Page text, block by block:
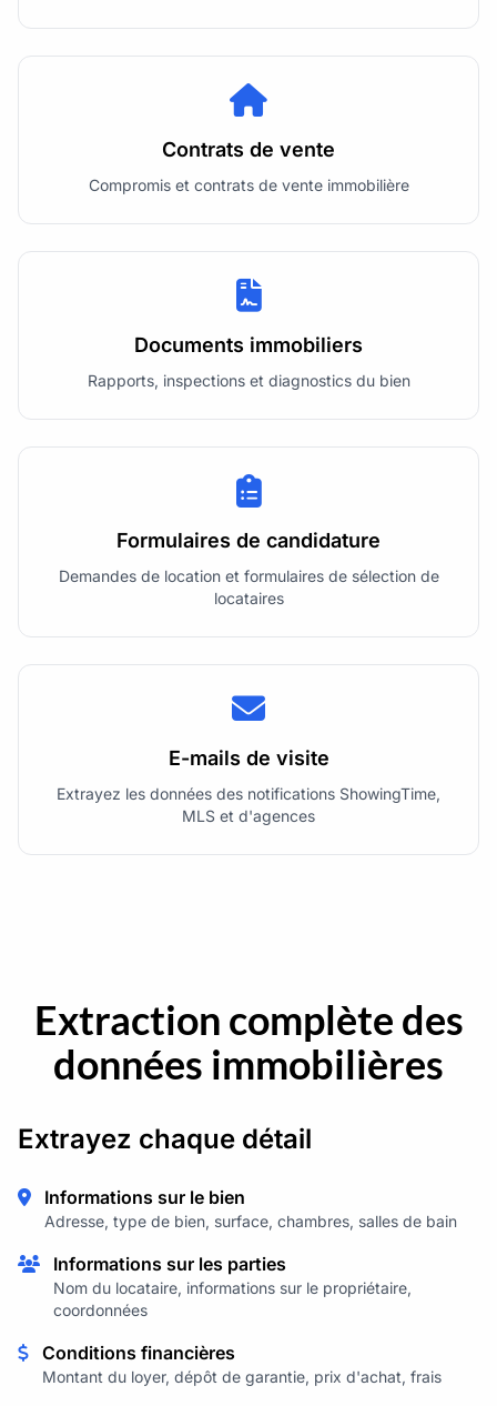
Contrats de vente
Compromis et contrats de vente immobilière
Documents immobiliers
Rapports, inspections et diagnostics du bien
Formulaires de candidature
Demandes de location et formulaires de sélection de
locataires
E-mails de visite
Extrayez les données des notifications ShowingTime,
MLS et d'agences
Extraction complète des
données immobilières
Extrayez chaque détail
Informations sur le bien
Adresse, type de bien, surface, chambres, salles de bain
Informations sur les parties
Nom du locataire, informations sur le propriétaire,
coordonnées
Conditions financières
Montant du loyer, dépôt de garantie, prix d'achat, frais